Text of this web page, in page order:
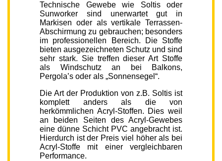
Technische Gewebe wie Soltis oder
Sunworker sind unerwartet gut in
Markisen oder als vertikale Terrassen-
Abschirmung zu gebrauchen; besonders
im professionellen Bereich. Die Stoffe
bieten ausgezeichneten Schutz und sind
sehr stark. Sie treffen dieser Art Stoffe
als Windschutz an bei Balkons,
Pergola’s oder als „Sonnensegel“.
Die Art der Produktion von z.B. Soltis ist
komplett anders als die von
herkömmlichen Acryl-Stoffen. Dies weil
an beiden Seiten des Acryl-Gewebes
eine dünne Schicht PVC angebracht ist.
Hierdurch ist der Preis viel höher als bei
Acryl-Stoffe mit einer vergleichbaren
Performance.